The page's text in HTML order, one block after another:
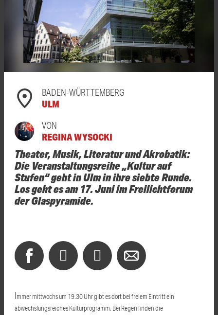
BADEN-WÜRTTEMBERG
ULM
VON
REGINA WYSOCKI
Theater, Musik, Literatur und Akrobatik:
Die Veranstaltungsreihe „Kultur auf
Stufen“ geht in Ulm in ihre siebte Runde.
Los geht es am 17. Juni im Freilichtforum
der Glaspyramide.
Immer mittwochs um 19.30 Uhr gibt es dort bei freiem Eintritt ein
abwechslungsreiches Kulturprogramm. Bei Regen finden die